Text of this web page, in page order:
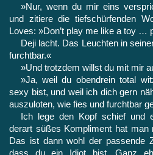
»Nur, wenn du mir eins
und zitiere die tiefschürfenden
Loves: »Don’t play me like a toy …
Deji lacht. Das Leuchten in
furchtbar.«
»Und trotzdem willst du mit mir
»Ja, weil du obendrein total
sexy bist, und weil ich dich gern
aus­zuloten, wie fies und furchtbar
Ich lege den Kopf schief und
derart süßes Kompliment hat
Das ist dann wohl der passende